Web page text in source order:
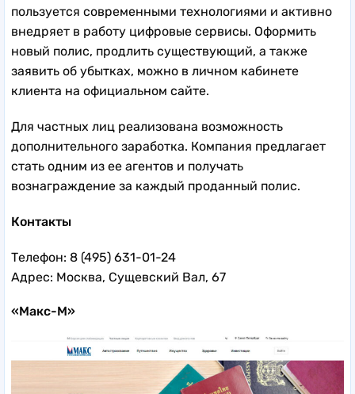
пользуется современными технологиями и активно
внедряет в работу цифровые сервисы. Оформить
новый полис, продлить существующий, а также
заявить об убытках, можно в личном кабинете
клиента на официальном сайте.
Для частных лиц реализована возможность
дополнительного заработка. Компания предлагает
стать одним из ее агентов и получать
вознаграждение за каждый проданный полис.
Контакты
Телефон: 8 (495) 631-01-24
Адрес: Москва, Сущевский Вал, 67
«Макс-М»